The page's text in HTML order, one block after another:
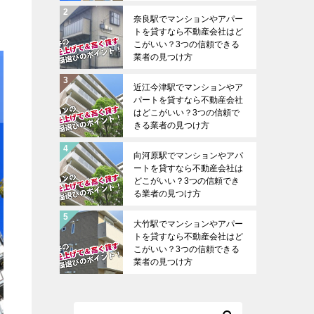
奈良駅でマンションやアパー
トを貸すなら不動産会社はど
こがいい？3つの信頼できる
業者の見つけ方
近江今津駅でマンションやア
パートを貸すなら不動産会社
はどこがいい？3つの信頼で
きる業者の見つけ方
向河原駅でマンションやアパ
ートを貸すなら不動産会社は
どこがいい？3つの信頼でき
る業者の見つけ方
大竹駅でマンションやアパー
トを貸すなら不動産会社はど
こがいい？3つの信頼できる
業者の見つけ方